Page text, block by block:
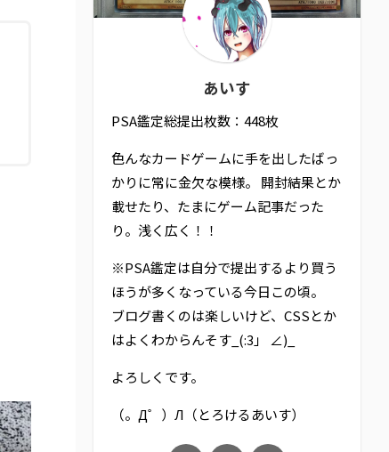
あいす
PSA鑑定総提出枚数：448枚
色んなカードゲームに手を出したばっ
かりに常に金欠な模様。 開封結果とか
載せたり、たまにゲーム記事だった
り。浅く広く！！
※PSA鑑定は自分で提出するより買う
ほうが多くなっている今日この頃。
ブログ書くのは楽しいけど、CSSとか
はよくわからんそす_(:3」 ∠)_
よろしくです。
（。Д゜）Л（とろけるあいす）